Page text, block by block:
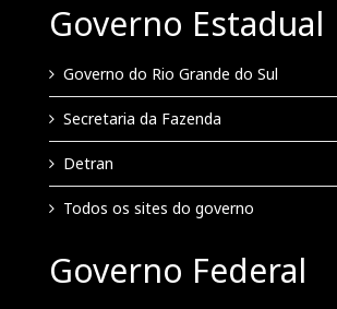
Governo Estadual
Governo do Rio Grande do Sul
Secretaria da Fazenda
Detran
Todos os sites do governo
Governo Federal